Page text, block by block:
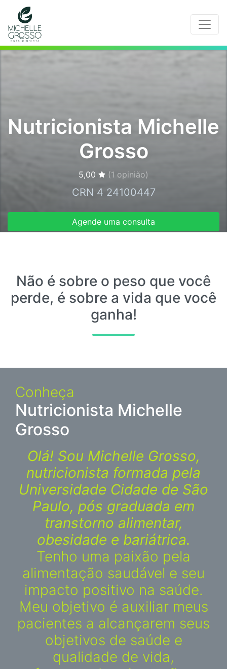
Nutricionista Michelle
Grosso
5,00 (1 opinião)
CRN 4 24100447
Agende uma consulta
Não é sobre o peso que você
perde, é sobre a vida que você
ganha!
Conheça
Nutricionista Michelle
Grosso
Olá! Sou Michelle Grosso,
nutricionista formada pela
Universidade Cidade de São
Paulo, pós graduada em
transtorno alimentar,
obesidade e bariátrica.
Tenho uma paixão pela
alimentação saudável e seu
impacto positivo na saúde.
Meu objetivo é auxiliar meus
pacientes a alcançarem seus
objetivos de saúde e
qualidade de vida,